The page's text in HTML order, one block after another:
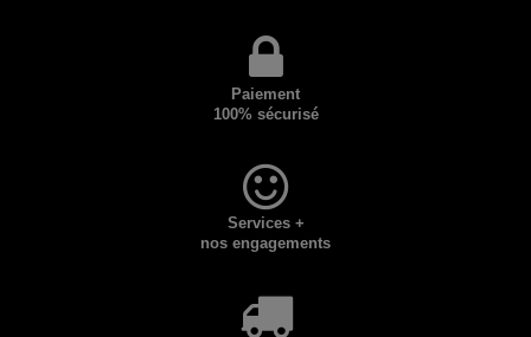
Paiement
100% sécurisé
Services +
nos engagements